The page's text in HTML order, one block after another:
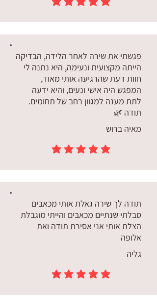
הדירוג הממוצא הוא 5 מתוך 5
פגשתי את שירה לאחר הלידה, הבדיקה
הייתה מקצועית ונעימה, היא נתנה לי
חוות דעת שהרגיעה אותי מאוד,
המפגש היה אישי ונעים, והיא ידעה
לתת מענה למגוון רחב של תחומים.
תודה 🌿
מאיה ברוש
הדירוג הממוצא הוא 5 מתוך 5
תודה לך שירה גאלת אותי מכאבים
סבלתי שנתיים מכאבים והייתי מוגבלת
הצלת אותי אני אסירת תודה ואת
אלופה
גליה
הדירוג הממוצא הוא 5 מתוך 5